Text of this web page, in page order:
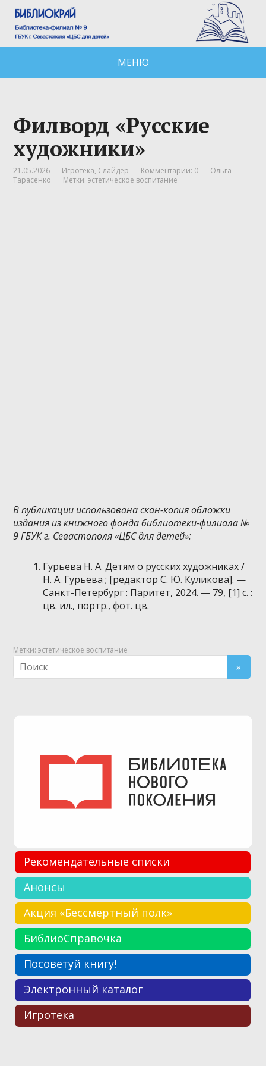
МЕНЮ
Филворд «Русские
художники»
21.05.2026 Игротека, Слайдер Комментарии: 0
Ольга
Тарасенко
Метки:эстетическое воспитание
В публикации использована скан-копия обложки
издания из книжного фонда библиотеки-филиала №
9 ГБУК г. Севастополя «ЦБС для детей»:
Гурьева Н. А. Детям о русских художниках /
Н. А. Гурьева ; [редактор С. Ю. Куликова]. —
Санкт-Петербург : Паритет, 2024. — 79, [1] с. :
цв. ил., портр., фот. цв.
Метки:эстетическое воспитание
Рекомендательные списки
Анонсы
Акция «Бессмертный полк»
БиблиоСправочка
Посоветуй книгу!
Электронный каталог
Игротека